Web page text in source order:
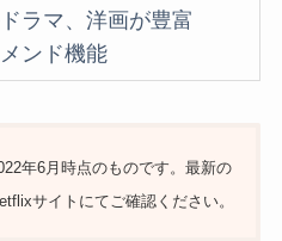
ドラマ、洋画が豊富
メンド機能
年6月時点のものです。最新の
サイトにてご確認ください。